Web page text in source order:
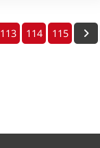
113 114 115